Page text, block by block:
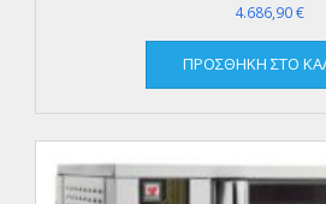
4.686,90€
ΠΡΟΣΘΉΚΗ ΣΤΟ